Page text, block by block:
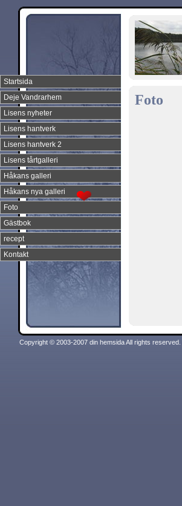
Startsida
Deje Vandrarhem
Lisens nyheter
Lisens hantverk
Lisens hantverk 2
Lisens tårtgalleri
Håkans galleri
Håkans nya galleri
Foto
Gästbok
recept
Kontakt
Foto
Copyright © 2003-2007 din hemsida All rights reserved.